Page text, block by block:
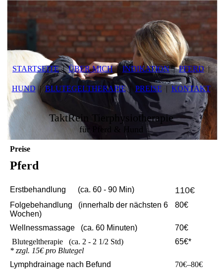
STARTSEITE ÜBER MICH INDIKATION PFERD
HUND BLUTEGELTHERAPIE PREISE KONTAKT
TaktRein Tierphysiotherapie
für Pferd & Hund
Preise
Pferd
Erstbehandlung (ca. 60 - 90 Min) 110€
Folgebehandlung (innerhalb der nächsten 6
Wochen)
80€
Wellnessmassage (ca. 60 Minuten)
70€
Blutegeltherapie (ca. 2 - 2 1/2 Std)
* zzgl. 15€ pro Blutegel
65€*
Lymphdrainage nach Befund 70€–80€